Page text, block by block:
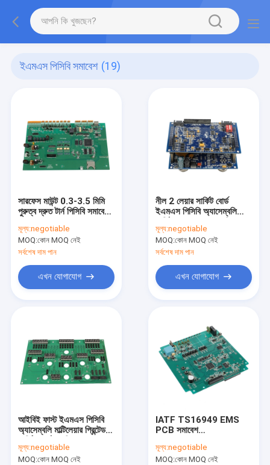
ইএমএস পিসিবি সমাবেশ (19)
সারফেস মাউন্ট 0.3-3.5 মিমি
পুরুত্ব দ্রুত টার্ন পিসিবি সমাবেশ
মূল্য:negotiable
MOQ:কোন MOQ নেই
সর্বশেষ দাম পান
এখন যোগাযোগ
নীল 2 লেয়ার সার্কিট বোর্ড
ইএমএস পিসিবি অ্যাসেম্বলি
মূল্য:negotiable
MOQ:কোন MOQ নেই
সর্বশেষ দাম পান
এখন যোগাযোগ
আইবিই ফাস্ট ইএমএস পিসিবি
অ্যাসেম্বলি মাল্টিলেয়ার প্রিন্টেড
মূল্য:negotiable
MOQ:কোন MOQ নেই
IATF TS16949 EMS
PCB সমাবেশ
বোর্ড উত্পাদন
মূল্য:negotiable
MOQ:কোন MOQ নেই